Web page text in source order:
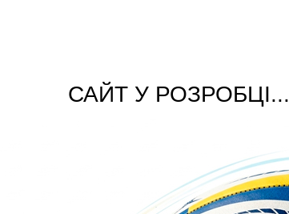
САЙТ У РОЗРОБЦІ...